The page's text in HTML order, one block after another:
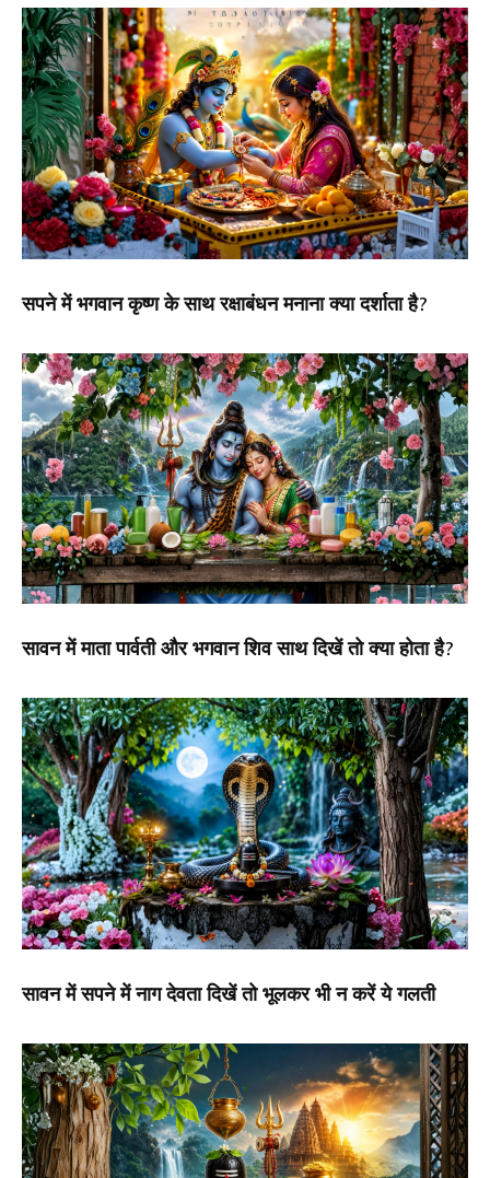
सपने में भगवान कृष्ण के साथ रक्षाबंधन मनाना क्या दर्शाता है?
सावन में माता पार्वती और भगवान शिव साथ दिखें तो क्या होता है?
सावन में सपने में नाग देवता दिखें तो भूलकर भी न करें ये गलती